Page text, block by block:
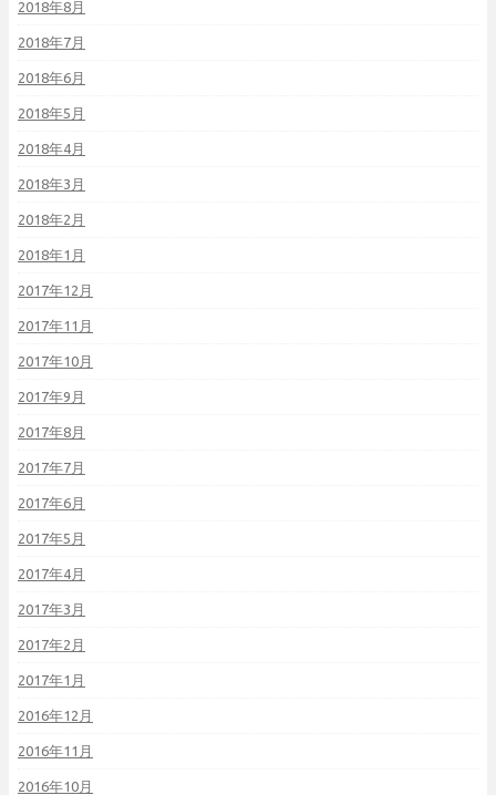
2018年8月
2018年7月
2018年6月
2018年5月
2018年4月
2018年3月
2018年2月
2018年1月
2017年12月
2017年11月
2017年10月
2017年9月
2017年8月
2017年7月
2017年6月
2017年5月
2017年4月
2017年3月
2017年2月
2017年1月
2016年12月
2016年11月
2016年10月